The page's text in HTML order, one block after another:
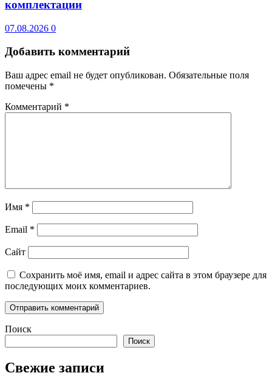
комплектации
07.08.2026 0
Добавить комментарий
Ваш адрес email не будет опубликован. Обязательные поля
помечены *
Комментарий *
Имя *
Email *
Сайт
Сохранить моё имя, email и адрес сайта в этом браузере для
последующих моих комментариев.
Поиск
Поиск
Свежие записи